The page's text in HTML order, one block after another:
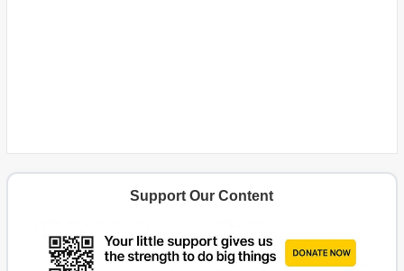
Support Our Content